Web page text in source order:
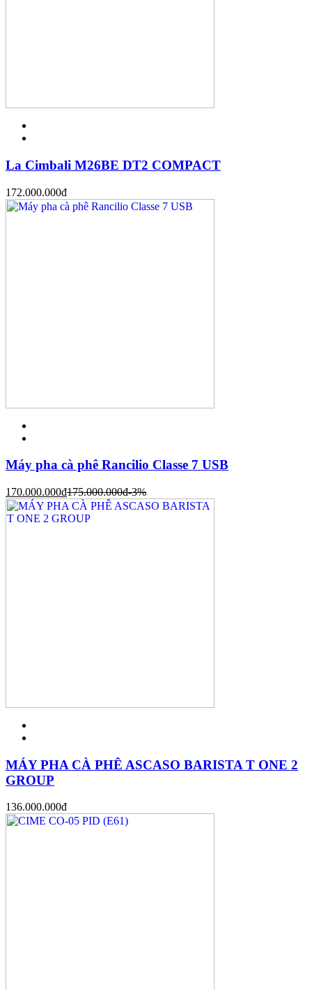
La Cimbali M26BE DT2 COMPACT
172.000.000đ
Máy pha cà phê Rancilio Classe 7 USB
170.000.000đ175.000.000đ-3%
MÁY PHA CÀ PHÊ ASCASO BARISTA T ONE 2
GROUP
136.000.000đ